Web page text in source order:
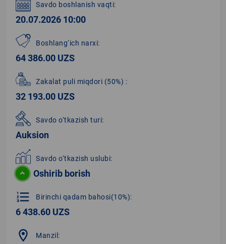
Savdo boshlanish vaqti:
20.07.2026 10:00
Boshlang‘ich narxi:
64 386.00 UZS
Zakalat puli miqdori (50%) :
32 193.00 UZS
Savdo o‘tkazish turi:
Auksion
Savdo o‘tkazish uslubi:
Oshirib borish
format_list_numbered Birinchi qadam bahosi(10%):
6 438.60 UZS
location_on Manzil: